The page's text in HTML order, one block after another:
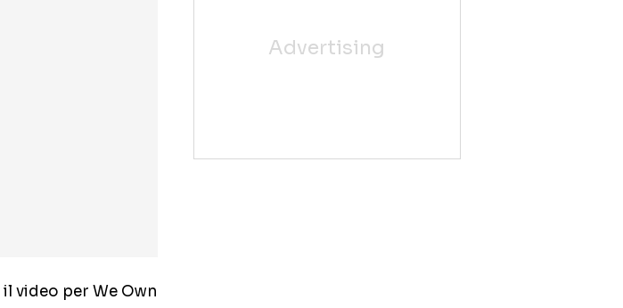
video per We Own